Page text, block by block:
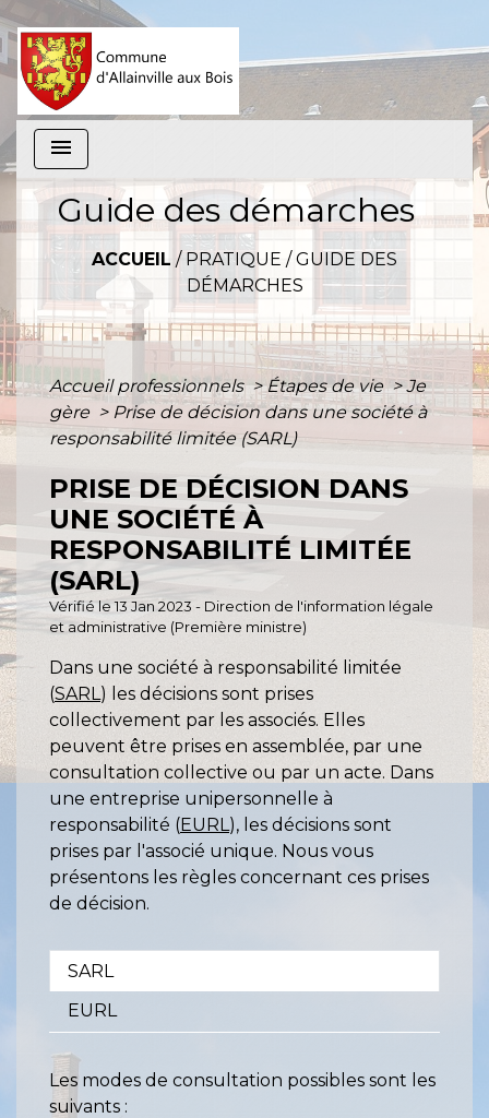
menu
Guide des démarches
ACCUEIL / PRATIQUE /GUIDE DES
DÉMARCHES
Accueil professionnels > Étapes de vie> Je
gère > Prise de décision dans une société à
responsabilité limitée (SARL)
PRISE DE DÉCISION DANS
UNE SOCIÉTÉ À
RESPONSABILITÉ LIMITÉE
(SARL)
Vérifié le 13 Jan 2023 - Direction de l'information légale
et administrative (Première ministre)
Dans une société à responsabilité limitée
(SARL) les décisions sont prises
collectivement par les associés. Elles
peuvent être prises en assemblée, par une
consultation collective ou par un acte. Dans
une entreprise unipersonnelle à
responsabilité (EURL), les décisions sont
prises par l'associé unique. Nous vous
présentons les règles concernant ces prises
de décision.
SARL
EURL
Les modes de consultation possibles sont les
suivants :